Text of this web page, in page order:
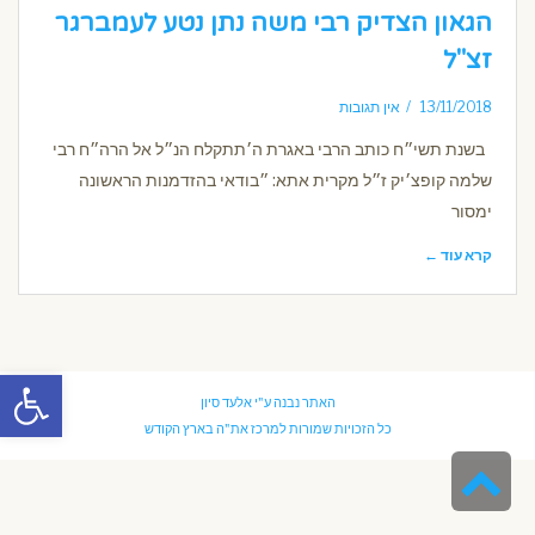
פתח
הגאון הצדיק רבי משה נתן נטע לעמברגר
זצ"ל
13/11/2018 אין תגובות
בשנת תשי״ח כותב הרבי באגרת ה׳תתקלח הנ״ל אל הרה״ח רבי
שלמה קופצ׳יק ז״ל מקרית אתא: ״בודאי בהזדמנות הראשונה
ימסור
קרא עוד ←
האתר נבנה ע"יאלעד סיון
כל הזכויות שמורות למרכז את"ה בארץ הקודש
לראש